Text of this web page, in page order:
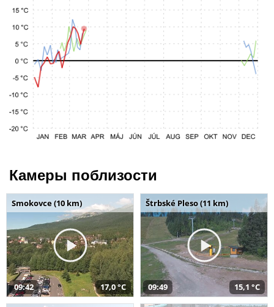
Камеры поблизости
Smokovce (10 km)
09:42 17,0 °C
Štrbské Pleso (11 km)
09:49 15,1 °C